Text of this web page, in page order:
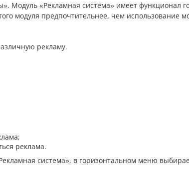
Модуль «Рекламная система» имеет функционал
модуля предпочтительнее, чем
рекламу.
реклама.
система», в горизонтальном меню